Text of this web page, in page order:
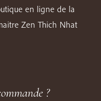
en ligne de la
Zen Thich Nhat
?